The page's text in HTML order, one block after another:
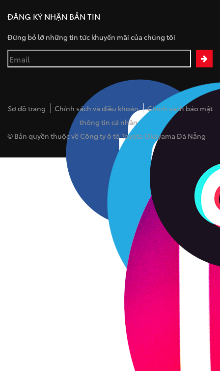
ĐĂNG KÝ NHẬN BẢN TIN
Đừng bỏ lỡ những tin tức khuyến mãi của chúng tôi
Sơ đồ trang Chính sách và điều khoản
Chính sách bảo mật
thông tin cá nhân
© Bản quyền thuộc về Công ty ô tô Toyota Okayama Đà Nẵng